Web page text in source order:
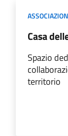
Casa
Spazio
territorio